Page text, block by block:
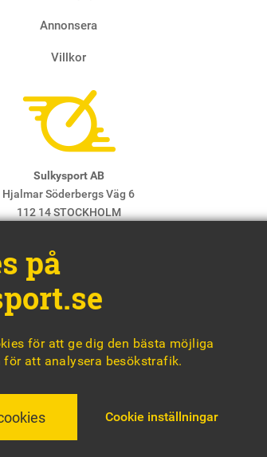
Annonsera
Villkor
Sulkysport AB
Hjalmar Söderbergs Väg 6
112 14 STOCKHOLM
& ansvarig utgivare:
på
för att ge dig den bästa möjliga
för att analysera besökstrafik.
Cookie inställningar